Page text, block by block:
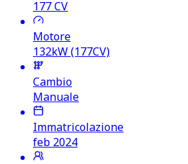
177CV
Motore
132kW (177CV)
Cambio
Manuale
Immatricolazione
feb 2024